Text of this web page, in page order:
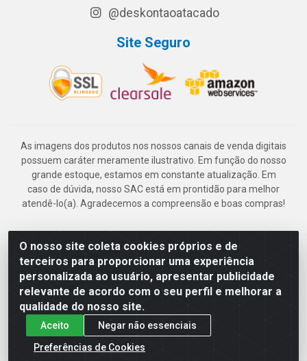
O nosso site coleta cookies próprios e de
terceiros para proporcionar uma experiência
personalizada ao usuário, apresentar publicidade
relevante de acordo com o seu perfil e melhorar a
qualidade do nosso site.
Aceito
Negar não essenciais
Preferências de Cookies
@deskontaoatacado
Site Seguro
As imagens dos produtos nos nossos canais de venda digitais
possuem caráter meramente ilustrativo. Em função do nosso
grande estoque, estamos em constante atualização. Em
caso de dúvida, nosso SAC está em prontidão para melhor
atendê-lo(a). Agradecemos a compreensão e boas compras!
Deskontão Atacado - Av. Marechal Mascarenhas de Morais, 2471 -
Imbiribeira - Recife/PE - CEP 51.150-001 - CNPJ 24.150.377/0003-
57